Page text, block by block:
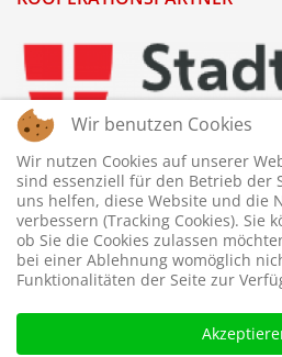
Wir benutzen Cookies
Wir nutzen Cookies auf unserer
sind essenziell für den Betrieb der
uns helfen, diese Website und die
verbessern (Tracking Cookies). Sie
ob Sie die Cookies zulassen
bei einer Ablehnung womöglich
Funktionalitäten der Seite zur